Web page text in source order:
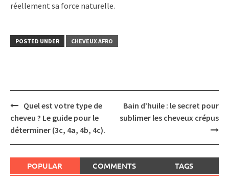
réellement sa force naturelle.
POSTED UNDER CHEVEUX AFRO
Post
navigation
Quel est votre type de
cheveu ? Le guide pour le
déterminer (3c, 4a, 4b, 4c).
Bain d’huile : le secret pour
sublimer les cheveux crépus
POPULAR COMMENTS TAGS